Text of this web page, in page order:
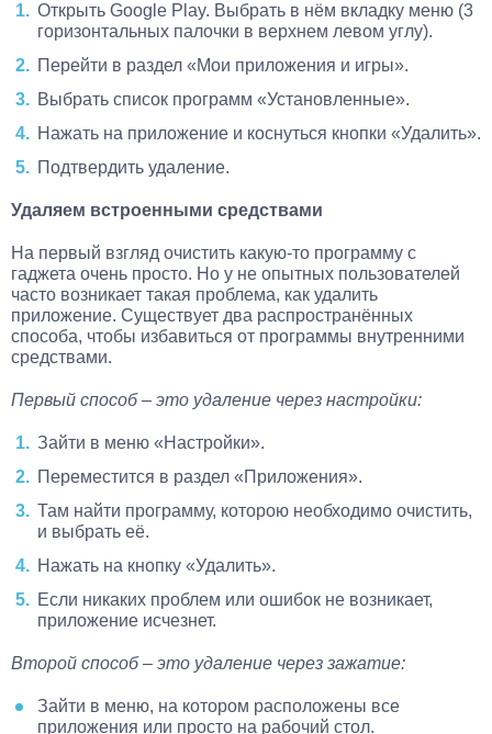
Открыть Google Play. Выбрать в нём вкладку меню (3
горизонтальных палочки в верхнем левом углу).
Перейти в раздел «Мои приложения и игры».
Выбрать список программ «Установленные».
Нажать на приложение и коснуться кнопки «Удалить».
Подтвердить удаление.
Удаляем встроенными средствами
На первый взгляд очистить какую-то программу с
гаджета очень просто. Но у не опытных пользователей
часто возникает такая проблема, как удалить
приложение. Существует два распространённых
способа, чтобы избавиться от программы внутренними
средствами.
Первый способ – это удаление через настройки:
Зайти в меню «Настройки».
Переместится в раздел «Приложения».
Там найти программу, которою необходимо очистить,
и выбрать её.
Нажать на кнопку «Удалить».
Если никаких проблем или ошибок не возникает,
приложение исчезнет.
Второй способ – это удаление через зажатие:
Зайти в меню, на котором расположены все
приложения или просто на рабочий стол.